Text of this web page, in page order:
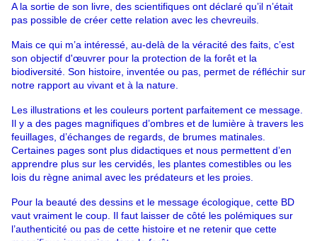
A la sortie de son livre, des scientifiques ont déclaré qu’il n’était
pas possible de créer cette relation avec les chevreuils.
Mais ce qui m’a intéressé, au-delà de la véracité des faits, c’est
son objectif d'œuvrer pour la protection de la forêt et la
biodiversité. Son histoire, inventée ou pas, permet de réfléchir sur
notre rapport au vivant et à la nature.
Les illustrations et les couleurs portent parfaitement ce message.
Il y a des pages magnifiques d’ombres et de lumière à travers les
feuillages, d’échanges de regards, de brumes matinales.
Certaines pages sont plus didactiques et nous permettent d’en
apprendre plus sur les cervidés, les plantes comestibles ou les
lois du règne animal avec les prédateurs et les proies.
Pour la beauté des dessins et le message écologique, cette BD
vaut vraiment le coup. Il faut laisser de côté les polémiques sur
l’authenticité ou pas de cette histoire et ne retenir que cette